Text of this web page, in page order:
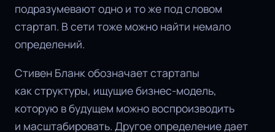
подразумевают одно и то же под словом
стартап. В сети тоже можно найти немало
определений.
Стивен Бланк обозначает стартапы
как структуры, ищущие бизнес-модель,
которую в будущем можно воспроизводить
и масштабировать. Другое определение дает